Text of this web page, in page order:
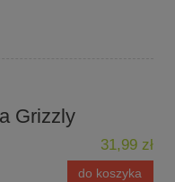
Grizzly
31,99 zł
do koszyka